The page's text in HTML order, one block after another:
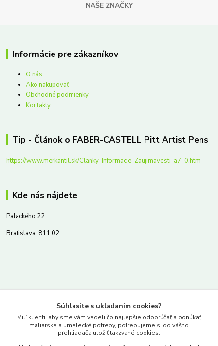
NAŠE ZNAČKY
Informácie pre zákazníkov
O nás
Ako nakupovať
Obchodné podmienky
Kontakty
Tip - Článok o FABER-CASTELL Pitt Artist Pens
https://www.merkantil.sk/Clanky-Informacie-Zaujimavosti-a7_0.htm
Kde nás nájdete
Palackého 22
Bratislava, 811 02
www.merkantil.sk
Súhlasíte s ukladaním cookies?
Milí klienti, aby sme vám vedeli čo najlepšie odporúčať a ponúkať
maliarske a umelecké potreby, potrebujeme si do vášho
prehliadača uložiť takzvané cookies.